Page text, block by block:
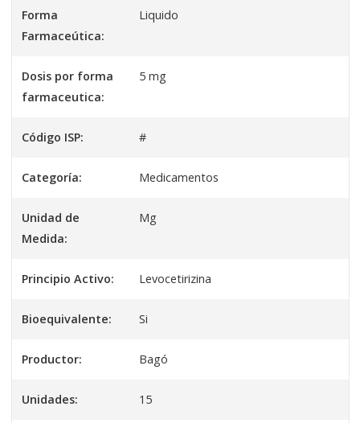
Forma
Farmaceútica:
Liquido
Dosis por forma
farmaceutica:
5 mg
Código ISP: #
Categoría: Medicamentos
Unidad de
Medida:
Mg
Principio Activo: Levocetirizina
Bioequivalente: Si
Productor: Bagó
Unidades: 15